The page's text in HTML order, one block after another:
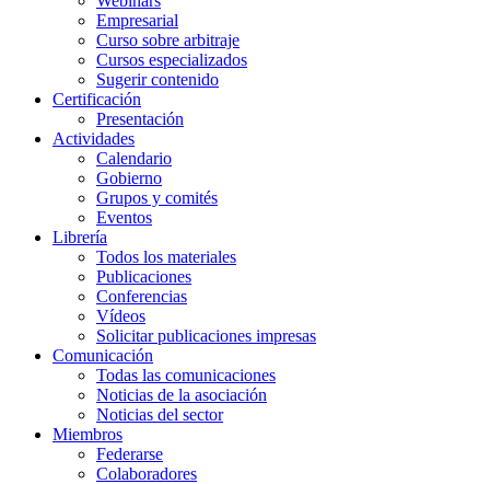
Empresarial
Curso sobre arbitraje
Cursos especializados
Sugerir contenido
Certificación
Presentación
Actividades
Calendario
Gobierno
Grupos y comités
Eventos
Librería
Todos los materiales
Publicaciones
Conferencias
Vídeos
Solicitar publicaciones impresas
Comunicación
Todas las comunicaciones
Noticias de la asociación
Noticias del sector
Miembros
Federarse
Colaboradores